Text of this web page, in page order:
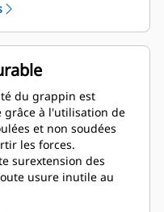
à la courbure
dents.
Cat sont pré-
avec des
de performance
votre grappin afin
le couplage et
la machine et du
nouveaux sommets et
votre contrôle de la
du grappin est
grâce à l'utilisation de
et non soudées
les forces.
surextension des
usure inutile au